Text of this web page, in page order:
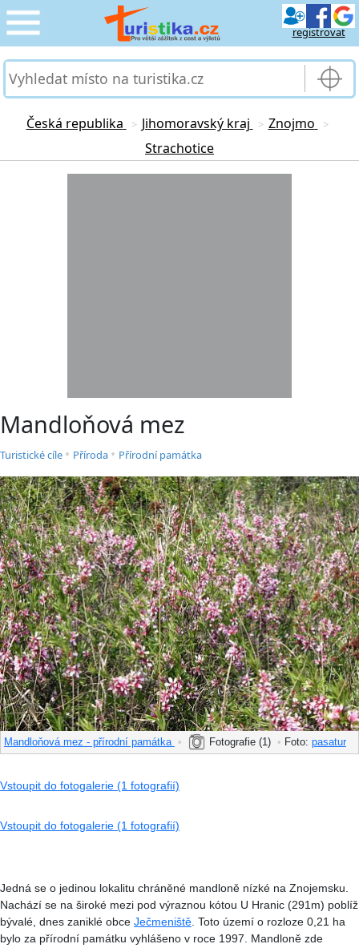
registrovat
CESTOVÁNÍ
SLUŽBY & DOPRAVA
Česká republika > Jihomoravský kraj > Znojmo >
Strachotice
Mandloňová mez
Turistické cíle • Příroda • Přírodní památka
Mandloňová mez - přírodní památka • Fotografie (1) • Foto: pasatur
Vstoupit do fotogalerie (1 fotografií)
Vstoupit do fotogalerie (1 fotografií)
Jedná se o jedinou lokalitu chráněné mandloně nízké na Znojemsku.
Nachází se na široké mezi pod výraznou kótou U Hranic (291m) poblíž
bývalé, dnes zaniklé obce Ječmeniště. Toto území o rozloze 0,21 ha
bylo za přírodní památku vyhlášeno v roce 1997. Mandloně zde